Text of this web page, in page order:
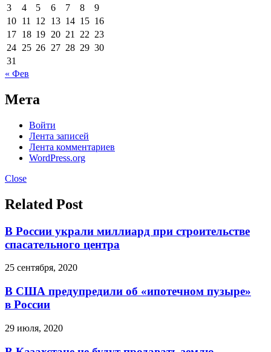
3
4 5 6 7 8
9
10 11 12 13 14 15 16
17 18 19 20 21 22 23
24 25 26 27 28 29 30
31
« Фев
Мета
Войти
Лента записей
Лента комментариев
WordPress.org
Close
Related Post
В России украли миллиард при строительстве
спасательного центра
25 сентября, 2020
В США предупредили об «ипотечном пузыре»
в России
29 июля, 2020